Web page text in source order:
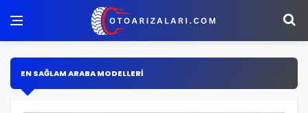
EN SAĞLAM ARABA MODELLERI